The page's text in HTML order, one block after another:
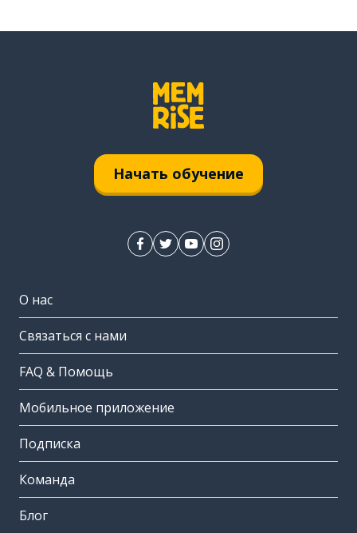
Начать обучение
О нас
Связаться с нами
FAQ & Помощь
Мобильное приложение
Подписка
Команда
Блог